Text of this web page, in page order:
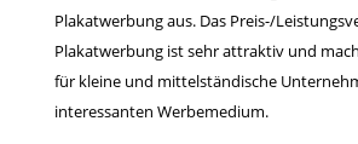
Plakatwerbung aus. Das Preis-/
Plakatwerbung ist sehr attraktiv und
für kleine und mittelständische
interessanten Werbemedium.